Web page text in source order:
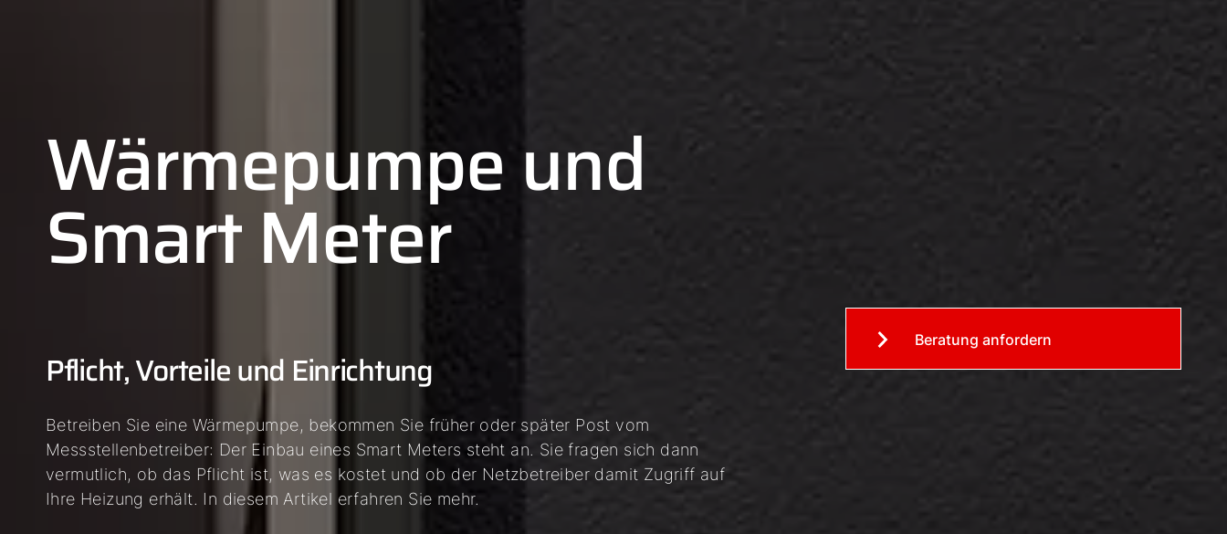
Wärmepumpe und
Smart Meter
Pflicht, Vorteile und Einrichtung
Betreiben Sie eine Wärmepumpe, bekommen Sie früher oder später Post vom
Messstellenbetreiber: Der Einbau eines Smart Meters steht an. Sie fragen sich dann
vermutlich, ob das Pflicht ist, was es kostet und ob der Netzbetreiber damit Zugriff auf
Ihre Heizung erhält. In diesem Artikel erfahren Sie mehr.
Beratung anfordern